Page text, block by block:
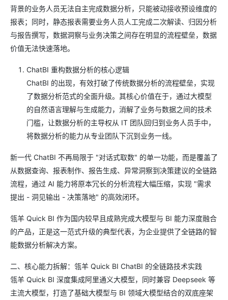
背景的业务人员无法自主完成数据分析，只能被动接收预设维度的
报表；同时，静态报表需要业务人员人工完成二次解读、归因分析
与报告撰写，数据洞察与业务决策之间存在明显的流程壁垒，数据
价值无法快速落地。
ChatBI 重构数据分析的核心逻辑
ChatBI 的出现，有效打破了传统数据分析的流程壁垒，实现
了数据分析范式的全面升级。其核心价值在于，通过大模型
的自然语言理解与生成能力，消解了业务与数据之间的技术
门槛，让数据分析的主导权从 IT 团队回归到业务人员手中，
将数据分析的能力从专业团队下沉到业务一线。
新一代 ChatBI 不再局限于 "对话式取数" 的单一功能，而是覆盖了
从数据查询、报表制作、报告生成、异常洞察到决策建议的全链路
流程，通过 AI 能力将原本冗长的分析流程大幅压缩，实现 "需求
提出 - 洞见输出 - 决策落地" 的高效闭环。
瓴羊 Quick BI 作为国内较早且成熟完成大模型与 BI 能力深度融合
的产品，正是这一范式升级的典型代表，为企业提供了全链路的智
能数据分析解决方案。
二、核心能力拆解：瓴羊 Quick BI ChatBI 的全链路技术实践
瓴羊 Quick BI 深度集成阿里通义大模型，同时兼容 Deepseek 等
主流大模型，打造了基础大模型与 BI 领域大模型结合的双底座架